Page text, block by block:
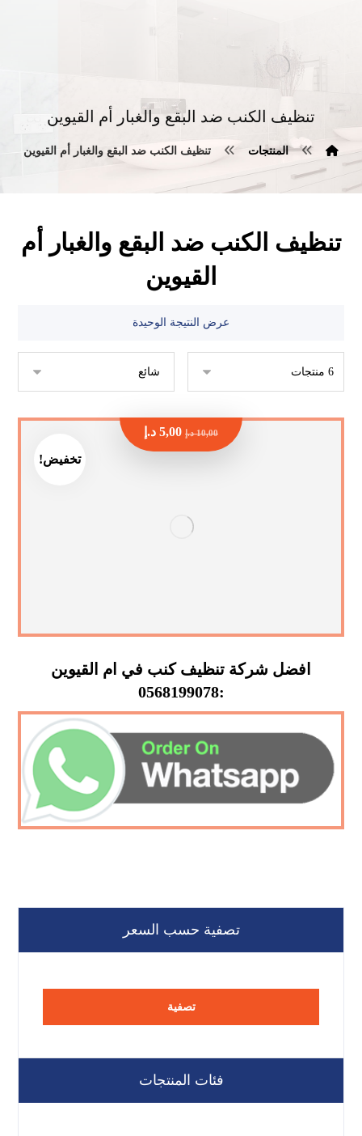
تنظيف الكنب ضد البقع والغبار أم القيوين
المنتجات تنظيف الكنب ضد البقع والغبار أم القيوين
تنظيف الكنب ضد البقع والغبار أم
القيوين
عرض النتيجة الوحيدة
تخفيض!
افضل شركة تنظيف كنب في ام القيوين
:0568199078
10,00 د.إ 5,00 د.إ
تصفية حسب السعر
تصفية
فئات المنتجات